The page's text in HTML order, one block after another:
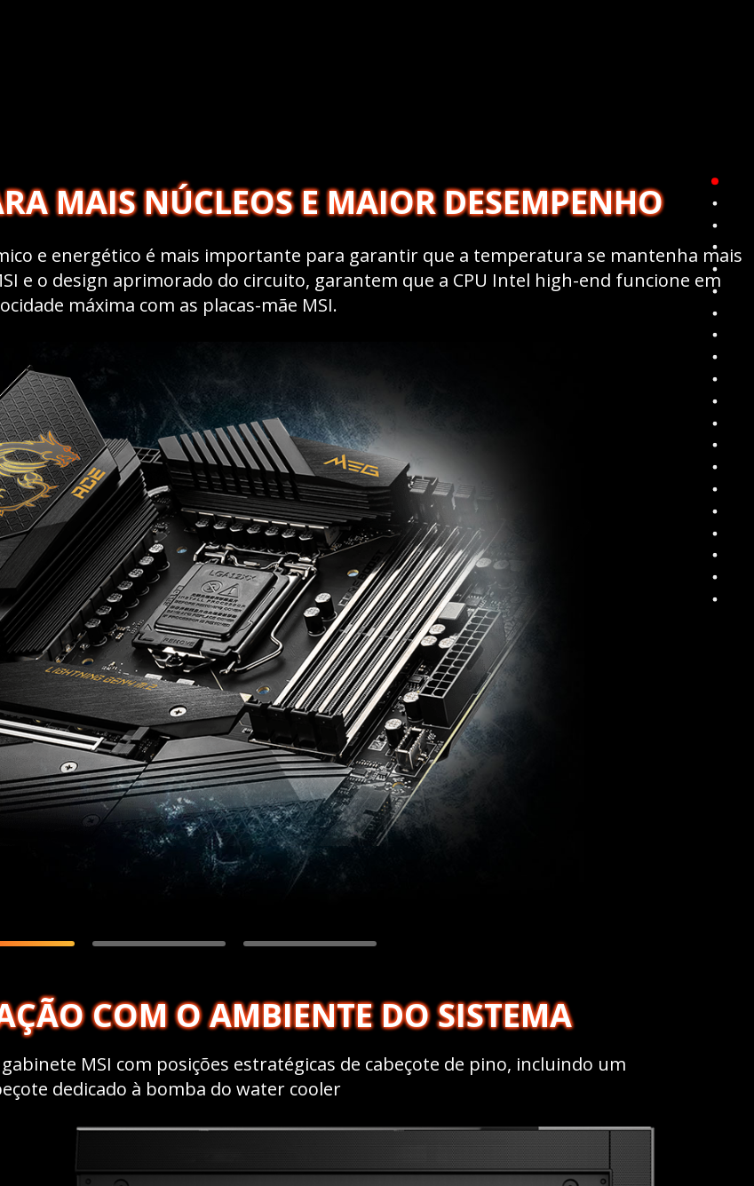
MAIS NÚCLEOS E MAIOR DESEMPENHO
e energético é mais importante para garantir que a temperatura se mantenha mais
e o design aprimorado do circuito, garantem que a CPU Intel high-end funcione em
máxima com as placas-mãe MSI.
COM O AMBIENTE DO SISTEMA
MSI com posições estratégicas de cabeçote de pino, incluindo um
dedicado à bomba do water cooler